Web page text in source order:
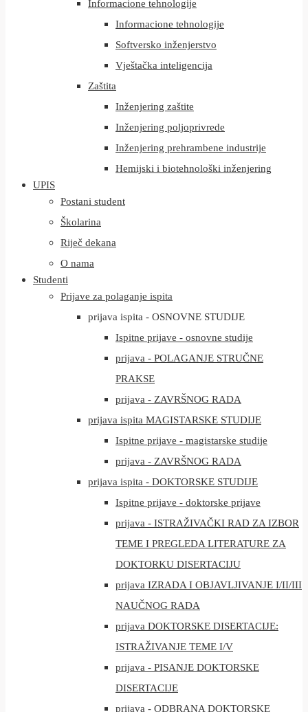
Informacione tehnologije
Informacione tehnologije
Softversko inženjerstvo
Vještačka inteligencija
Zaštita
Inženjering zaštite
Inženjering poljoprivrede
Inženjering prehrambene industrije
Hemijski i biotehnološki inženjering
UPIS
Postani student
Školarina
Riječ dekana
O nama
Studenti
Prijave za polaganje ispita
prijava ispita - OSNOVNE STUDIJE
Ispitne prijave - osnovne studije
prijava - POLAGANJE STRUČNE
PRAKSE
prijava - ZAVRŠNOG RADA
prijava ispita MAGISTARSKE STUDIJE
Ispitne prijave - magistarske studije
prijava - ZAVRŠNOG RADA
prijava ispita - DOKTORSKE STUDIJE
Ispitne prijave - doktorske prijave
prijava - ISTRAŽIVAČKI RAD ZA IZBOR
TEME I PREGLEDA LITERATURE ZA
DOKTORKU DISERTACIJU
prijava IZRADA I OBJAVLJIVANJE I/II/III
NAUČNOG RADA
prijava DOKTORSKE DISERTACIJE:
ISTRAŽIVANJE TEME I/V
prijava - PISANJE DOKTORSKE
DISERTACIJE
prijava - ODBRANA DOKTORSKE